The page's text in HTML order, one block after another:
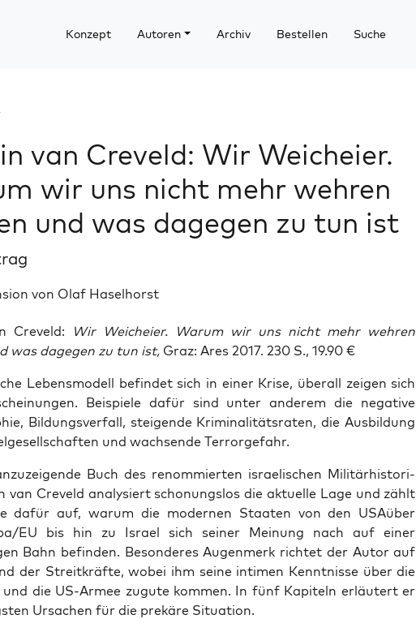
Konzept Autoren Archiv Bestellen Suche
van Creveld: Wir Weicheier.
wir uns nicht mehr wehren
und was dagegen zu tun ist
von Olaf Haselhorst
Cre­veld:
Wir Weich­ei­er. War­um wir uns nicht mehr weh­ren
was dage­gen zu tun ist, Graz: Ares 2017. 230 S., 19.90 €
Lebens­mo­dell befin­det sich in einer Kri­se, über­all zei­gen sich
Bei­spie­le dafür sind unter ande­rem die nega­ti­ve
Bil­dungs­ver­fall, stei­gen­de Kri­mi­na­li­täts­ra­ten, die Aus­bil­dung
und wach­sen­de Terrorgefahr.
Buch des renom­mier­ten israe­li­schen Mili­tär­his­to­ri­
van Cre­veld ana­ly­siert scho­nungs­los die aktu­el­le Lage und zählt
dafür auf, war­um die moder­nen Staa­ten von den USA­über
EU bis hin zu Isra­el sich sei­ner Mei­nung nach auf einer
Bahn befin­den. Beson­de­res Augen­merk rich­tet der Autor auf
der Streit­kräf­te, wobei ihm sei­ne inti­men Kennt­nis­se über die
und die US-Armee zugu­te kom­men. In fünf Kapi­teln erläu­tert er
Ursa­chen für die pre­kä­re Situation.